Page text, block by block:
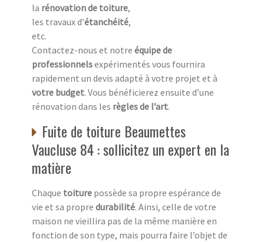
la rénovation de toiture,
les travaux d’étanchéité,
etc.
Contactez-nous et notre équipe de
professionnelsexpérimentés vous fournira
rapidement un devis adapté à votre projet et à
votre budget. Vous bénéficierez ensuite d’une
rénovation dans les règles de l’art.
Fuite de toiture Beaumettes
Vaucluse 84 : sollicitez un expert en la
matière
Chaque toiture possède sa propre espérance de
vie et sa propre durabilité. Ainsi, celle de votre
maison ne vieillira pas de la même manière en
fonction de son type, mais pourra faire l’objet de